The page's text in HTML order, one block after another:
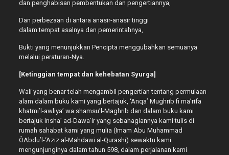
dan penghabisan pembentukan dan pengertiannya,
Dan perbezaan di antara anasir-anasir tinggi
dalam tempat asalnya dan pemerintahnya,
Bukti yang menunjukkan Pencipta menggubahkan semuanya
melalui peraturan-Nya.
[Ketinggian tempat dan kehebatan Syurga]
Wali yang benar telah mengambil pengertian tentang permulaan
alam dalam buku kami yang bertajuk, ‘Anqa’ Mughrib fi ma’rifa
khatmi’l-awliya’ wa shamsu’l-Maghrib dan dalam buku kami
bertajuk Insha’ ad-Dawa’ir yang sebahagiannya kami tulis di
rumah sahabat kami yang mulia (Imam Abu Muhammad
ÔAbdu’l-‘Aziz al-Mahdawi al-Qurashi) sewaktu kami
mengunjunginya dalam tahun 598, dalam perjalanan kami